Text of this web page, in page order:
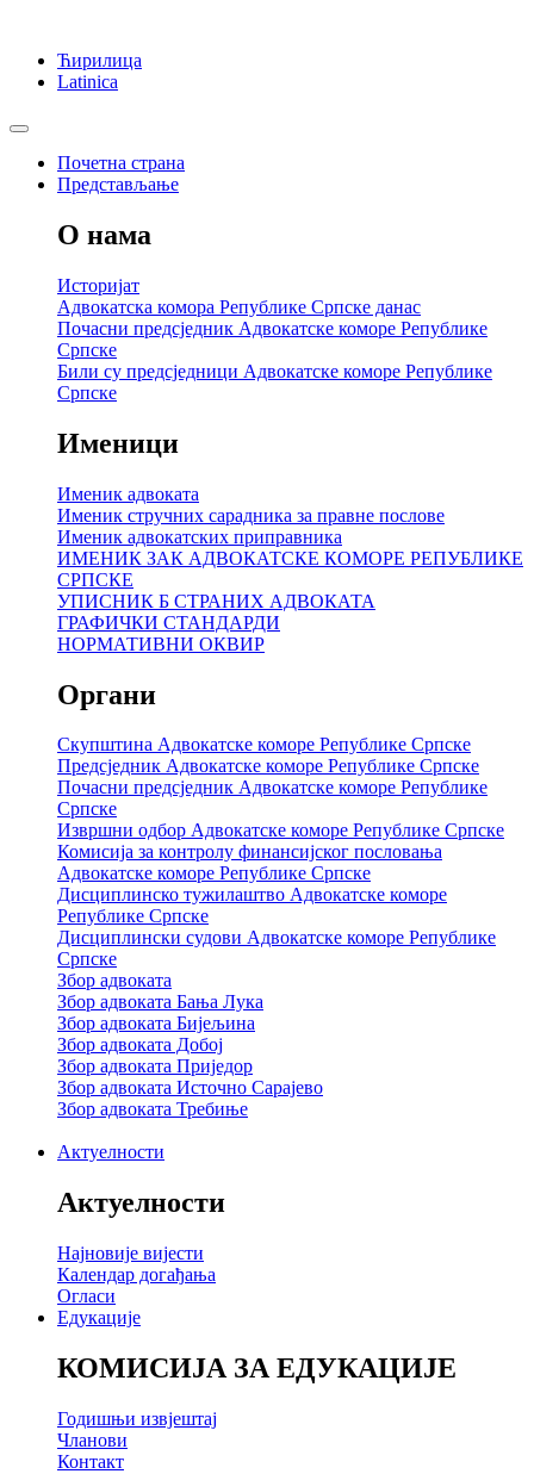
Ћирилица
Latinica
Почетна страна
Представљање
О нама
Историјат
Адвокатска комора Републике Српске данас
Почасни предсједник Адвокатске коморе Републике
Српске
Били су предсједници Адвокатске коморе Републике
Српске
Именици
Именик адвоката
Именик стручних сарадника за правне послове
Именик адвокатских приправника
ИМЕНИК ЗАК АДВОКАТСКЕ КОМОРЕ РЕПУБЛИКЕ
СРПСКЕ
УПИСНИК Б СТРАНИХ АДВОКАТА
ГРАФИЧКИ СТАНДАРДИ
НОРМАТИВНИ ОКВИР
Органи
Скупштина Адвокатске коморе Републике Српске
Предсједник Адвокатске коморе Републике Српске
Почасни предсједник Адвокатске коморе Републике
Српске
Извршни одбор Адвокатске коморе Републике Српске
Комисија за контролу финансијског пословања
Адвокатске коморе Републике Српске
Дисциплинско тужилаштво Адвокатске коморе
Републике Српске
Дисциплински судови Адвокатске коморе Републике
Српске
Збор адвоката
Збор адвоката Бања Лука
Збор адвоката Бијељина
Збор адвоката Добој
Збор адвоката Приједор
Збор адвоката Источно Сарајево
Збор адвоката Требиње
Актуелности
Актуелности
Најновије вијести
Календар догађања
Огласи
Едукације
КОМИСИЈА ЗА ЕДУКАЦИЈЕ
Годишњи извјештај
Чланови
Контакт